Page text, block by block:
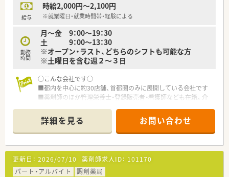
門前のクリニックからの処方の他、
近隣の大学病院など約130の医療機関からの処方箋を扱うため、
■従業員のスキルアップのため、
メーカーとの勉強会、薬剤師会の勉強会、慈恵医大の勉強会など
にも参加しています。
■主婦が多く、育児や家庭との両立にも理解のある職場です。
■設立当初から在籍している方、5年以上で勤務されている方も
複数名おり、
従業員の定着率が高いです。
安心して長く続けられる環境が整っています。産休の取得実績
もあり、復職実績もございます。
■監査に力を入れており、監査システムを導入するだけでなく、
ダブルチェックを徹底しております。
常時3～4名体制で、一人薬剤師の時間帯ははありません。
■門前の先生とも良好な関係のため、疑義照会も円滑に行うこと
ができます。
給与
時給2,000円～2,100円
※就業曜日・就業時間帯・経験による
勤務
時間
月～金 9：00～19：30
土 9：00～13：30
※オープン・ラスト、どちらのシフトも可能な方
※土曜日を含む週２～３日
○こんな会社です○
■都内を中心に約30店舗、首都圏のみに展開している会社です
■薬剤師のほか管理栄養士・登録販売者・看護師なども在籍。介
■≪かかりつけに力を入れています≫
薬局のセカンドオピニオンサービス、地域包括ケアの推進＆地域
連携活動の強化、在宅の質の向上をはかっています
詳細を見る お問い合わせ
更新日： 2026/07/10 薬剤師求人ID： 101170
パート・アルバイト
調剤薬局